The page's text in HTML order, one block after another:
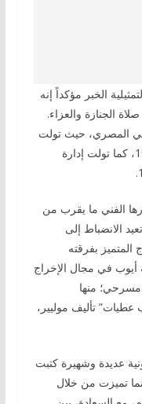
الخبر مؤكداً إنه
الجنازة والعزاء.
المصري، حيث تولت
إدارته مرتين في الفترة بين 1975 -1989، كما تولت إدارة
الفني ما يقرب من
الانضباط إلى
بفرقته
أيوب في مجال الإخراج
منها
عطيات” تأليف موليير،
عديدة وشهيرة كتبت
تميزت من خلال